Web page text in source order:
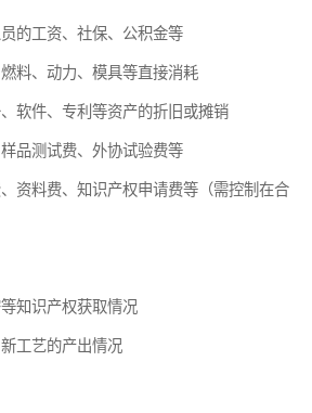
的工资、社保、公积金等
料、动力、模具等直接消耗
软件、专利等资产的折旧或摊销
品测试费、外协试验费等
资料费、知识产权申请费等（需控制在合
知识产权获取情况
工艺的产出情况